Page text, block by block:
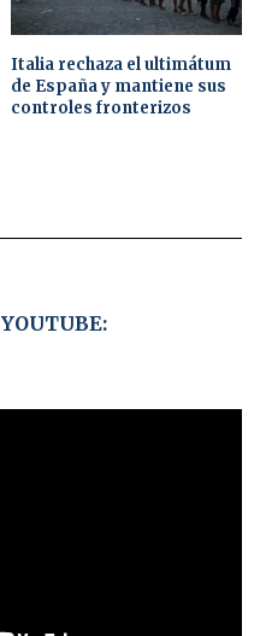
Italia rechaza el ultimátum
de España y mantiene sus
controles fronterizos